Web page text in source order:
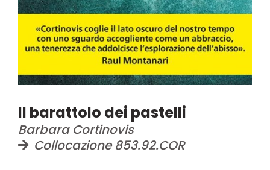
Il barattolo dei pastelli
Barbara Cortinovis
Collocazione 853.92.COR